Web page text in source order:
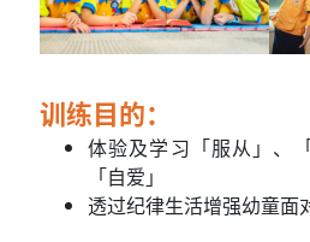
训练目的：
体验及学习「服从」、
「自爱」
透过纪律生活增强幼童面